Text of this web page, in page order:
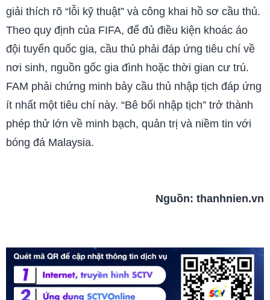
giải thích rõ “lỗi kỹ thuật” và công khai hồ sơ cầu thủ.
Theo quy định của FIFA, để đủ điều kiện khoác áo
đội tuyển quốc gia, cầu thủ phải đáp ứng tiêu chí về
nơi sinh, nguồn gốc gia đình hoặc thời gian cư trú.
FAM phải chứng minh bảy cầu thủ nhập tịch đáp ứng
ít nhất một tiêu chí này. “Bê bối nhập tịch” trở thành
phép thử lớn về minh bạch, quản trị và niềm tin với
bóng đá Malaysia.
Nguồn: thanhnien.vn